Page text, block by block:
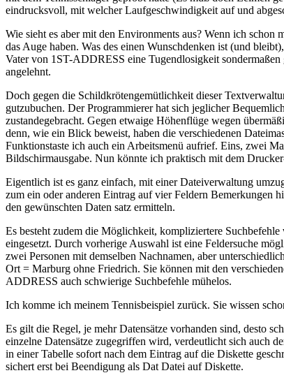
eindrucksvoll, mit welcher Laufgeschwindigkeit auf und
Wie sieht es aber mit den Environments aus? Wenn ich
das Auge haben. Was des einen Wunschdenken ist (und
Vater von 1ST-ADDRESS eine Tugendlosigkeit
angelehnt.
Doch gegen die Schildkrötengemütlichkeit dieser
gutzubuchen. Der Programmierer hat sich jeglicher
zustandegebracht. Gegen etwaige Höhenflüge wegen
denn, wie ein Blick beweist, haben die verschiedenen
Funktionstaste ich auch ein Arbeitsmenü aufrief. Eins, zwei
Bildschirmausgabe. Nun könnte ich praktisch mit dem
Eigentlich ist es ganz einfach, mit einer Dateiverwaltung
zum ein oder anderen Eintrag auf vier Feldern Bemerkungen
den gewünschten Daten satz ermitteln.
Es besteht zudem die Möglichkeit, kompliziertere
eingesetzt. Durch vorherige Auswahl ist eine Feldersuche
zwei Personen mit demselben Nachnamen, aber
Ort = Marburg ohne Friedrich. Sie können mit den
ADDRESS auch schwierige Suchbefehle mühelos.
Ich komme ich meinem Tennisbeispiel zurück. Sie wissen
Es gilt die Regel, je mehr Datensätze vorhanden sind, desto
einzelne Datensätze zugegriffen wird, verdeutlicht sich auch
in einer Tabelle sofort nach dem Eintrag auf die Diskette
sichert erst bei Beendigung als Dat Datei auf Diskette.